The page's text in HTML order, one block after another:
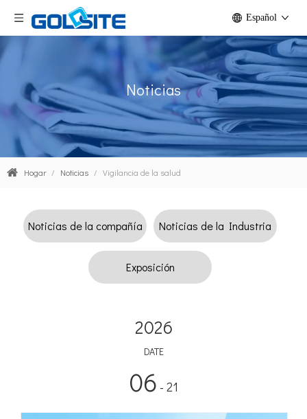
Español
Noticias
Hogar / Noticias / Vigilancia de la salud
Noticias de la compañía Noticias de la Industria
Exposición
2026
DATE
06 - 21